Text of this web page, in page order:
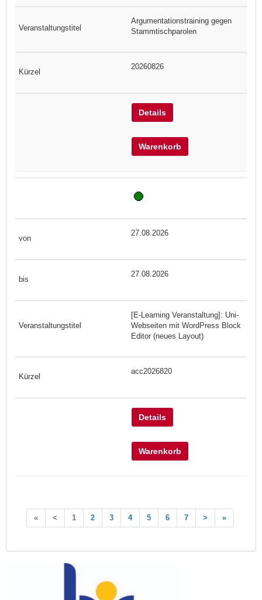
Argumentationstraining gegen
Stammtischparolen
20260826
Details
Warenkorb
27.08.2026
27.08.2026
[E-Learning Veranstaltung]: Uni-
Webseiten mit WordPress Block
Editor (neues Layout)
acc2026820
Details
Warenkorb
« < 1 2 3 4 5 6 7 > »